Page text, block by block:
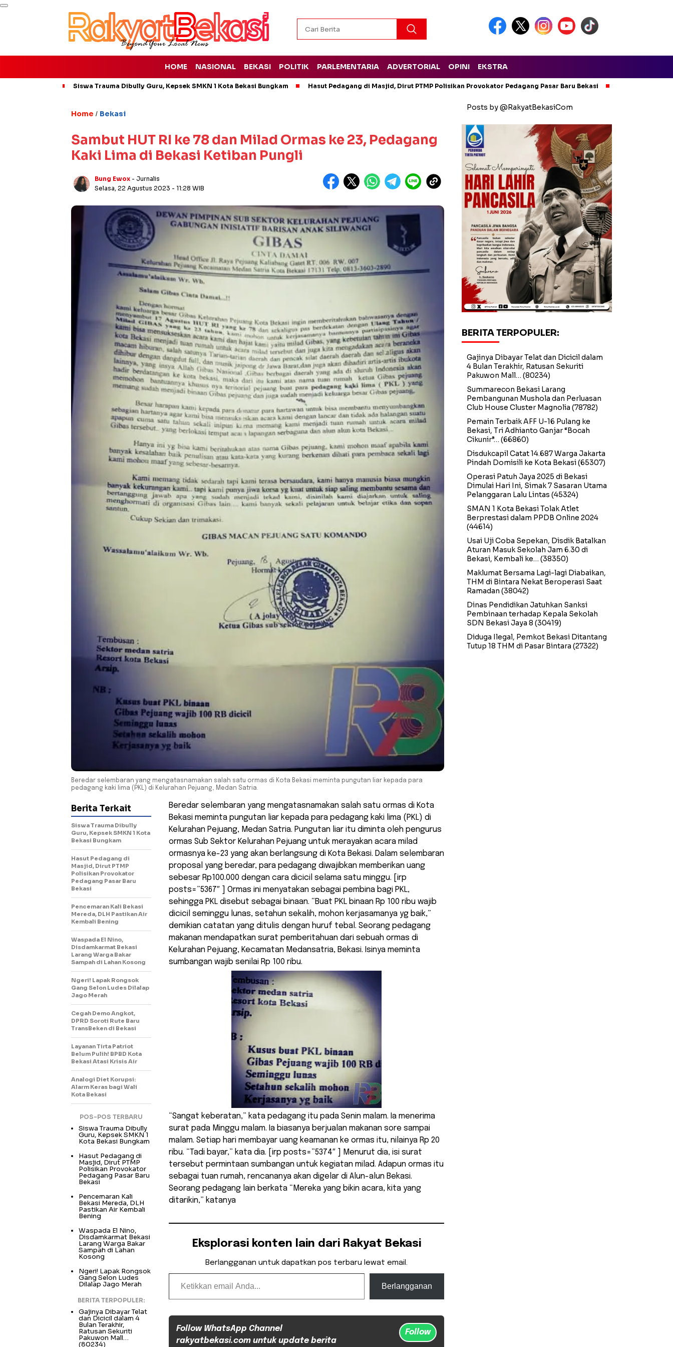
HOME NASIONAL BEKASI POLITIK PARLEMENTARIA ADVERTORIAL OPINI EKSTRA
Siswa Trauma Dibully Guru, Kepsek SMKN 1 Kota Bekasi Bungkam Hasut Pedagang di Masjid, Dirut PTMP Polisikan Provokator Pedagang Pasar Baru Bekasi
Home / Bekasi
Sambut HUT RI ke 78 dan Milad Ormas ke 23, Pedagang
Kaki Lima di Bekasi Ketiban Pungli
Bung Ewox - Jurnalis
Selasa, 22 Agustus 2023 - 11:28 WIB
Beredar selembaran yang mengatasnamakan salah satu ormas di Kota Bekasi meminta pungutan liar kepada para
pedagang kaki lima (PKL) di Kelurahan Pejuang, Medan Satria.
Beredar selembaran yang mengatasnamakan salah satu ormas di Kota
Bekasi meminta pungutan liar kepada para pedagang kaki lima (PKL) di
Kelurahan Pejuang, Medan Satria. Pungutan liar itu diminta oleh pengurus
ormas Sub Sektor Kelurahan Pejuang untuk merayakan acara milad
ormasnya ke-23 yang akan berlangsung di Kota Bekasi. Dalam selembaran
proposal yang beredar, para pedagang diwajibkan memberikan uang
sebesar Rp100.000 dengan cara dicicil selama satu minggu. [irp
posts=”5367″ ] Ormas ini menyatakan sebagai pembina bagi PKL,
sehingga PKL disebut sebagai binaan. “Buat PKL binaan Rp 100 ribu wajib
dicicil seminggu lunas, setahun sekalih, mohon kerjasamanya yg baik,”
demikian catatan yang ditulis dengan huruf tebal. Seorang pedagang
makanan mendapatkan surat pemberitahuan dari sebuah ormas di
Kelurahan Pejuang, Kecamatan Medansatria, Bekasi. Isinya meminta
sumbangan wajib senilai Rp 100 ribu.
“Sangat keberatan,” kata pedagang itu pada Senin malam. Ia menerima
surat pada Minggu malam. Ia biasanya berjualan makanan sore sampai
malam. Setiap hari membayar uang keamanan ke ormas itu, nilainya Rp 20
ribu. “Tadi bayar,” kata dia. [irp posts=”5374″ ] Menurut dia, isi surat
tersebut permintaan sumbangan untuk kegiatan milad. Adapun ormas itu
sebagai tuan rumah, rencananya akan digelar di Alun-alun Bekasi.
Seorang pedagang lain berkata “Mereka yang bikin acara, kita yang
ditarikin,” katanya
Eksplorasi konten lain dari Rakyat Bekasi
Berlangganan untuk dapatkan pos terbaru lewat email.
Ketikkan email Anda...
Berlangganan
Follow WhatsApp Channel
rakyatbekasi.com untuk update berita
Follow
Berita Terkait
Siswa Trauma Dibully
Guru, Kepsek SMKN 1 Kota
Bekasi Bungkam
Hasut Pedagang di
Masjid, Dirut PTMP
Polisikan Provokator
Pedagang Pasar Baru
Bekasi
Pencemaran Kali Bekasi
Mereda, DLH Pastikan Air
Kembali Bening
Waspada El Nino,
Disdamkarmat Bekasi
Larang Warga Bakar
Sampah di Lahan Kosong
Ngeri! Lapak Rongsok
Gang Selon Ludes Dilalap
Jago Merah
Cegah Demo Angkot,
DPRD Soroti Rute Baru
TransBeken di Bekasi
Layanan Tirta Patriot
Belum Pulih! BPBD Kota
Bekasi Atasi Krisis Air
Analogi Diet Korupsi:
Alarm Keras bagi Wali
Kota Bekasi
POS-POS TERBARU
Siswa Trauma Dibully
Guru, Kepsek SMKN 1
Kota Bekasi Bungkam
Hasut Pedagang di
Masjid, Dirut PTMP
Polisikan Provokator
Pedagang Pasar Baru
Bekasi
Pencemaran Kali
Bekasi Mereda, DLH
Pastikan Air Kembali
Bening
Waspada El Nino,
Disdamkarmat Bekasi
Larang Warga Bakar
Sampah di Lahan
Kosong
Ngeri! Lapak Rongsok
Gang Selon Ludes
Dilalap Jago Merah
BERITA TERPOPULER:
Gajinya Dibayar Telat
dan Dicicil dalam 4
Bulan Terakhir,
Ratusan Sekuriti
Pakuwon Mall…
(80234)
Posts by @RakyatBekasiCom
BERITA TERPOPULER:
Gajinya Dibayar Telat dan Dicicil dalam
4 Bulan Terakhir, Ratusan Sekuriti
Pakuwon Mall… (80234)
Summarecon Bekasi Larang
Pembangunan Mushola dan Perluasan
Club House Cluster Magnolia (78782)
Pemain Terbaik AFF U-16 Pulang ke
Bekasi, Tri Adhianto Ganjar “Bocah
Cikunir”… (66860)
Disdukcapil Catat 14.687 Warga Jakarta
Pindah Domisili ke Kota Bekasi(65307)
Operasi Patuh Jaya 2025 di Bekasi
Dimulai Hari Ini, Simak 7 Sasaran Utama
Pelanggaran Lalu Lintas (45324)
SMAN 1 Kota Bekasi Tolak Atlet
Berprestasi dalam PPDB Online 2024
(44614)
Usai Uji Coba Sepekan, Disdik Batalkan
Aturan Masuk Sekolah Jam 6.30 di
Bekasi, Kembali ke… (38350)
Maklumat Bersama Lagi-lagi Diabaikan,
THM di Bintara Nekat Beroperasi Saat
Ramadan (38042)
Dinas Pendidikan Jatuhkan Sanksi
Pembinaan terhadap Kepala Sekolah
SDN Bekasi Jaya 8 (30419)
Diduga Ilegal, Pemkot Bekasi Ditantang
Tutup 18 THM di Pasar Bintara (27322)